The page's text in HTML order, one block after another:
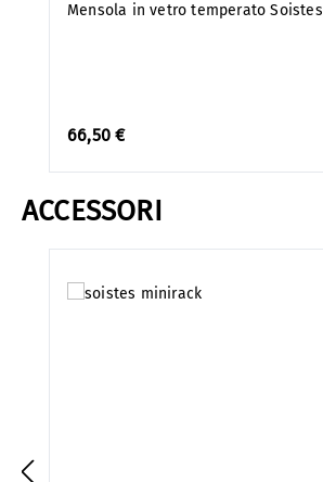
Mensola in vetro temperato Soistes
66,50 €
ACCESSORI